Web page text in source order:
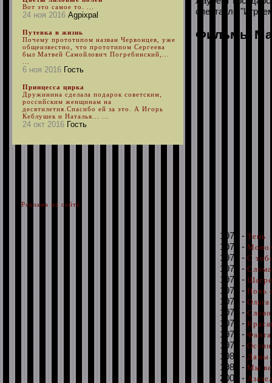
спектакле
Фильмы
1971 - Тень
1972 -
1973 - С
1973 -
1975 -
1975 - Ночь
1975 - Ольга
1976 -
1978 -
1979 -
1979 -
1980 - Дамы
1986 - Мы
2003 -
Вот это самое то. ...
24 ноя 2016 Agpixpal
Путевка в жизнь
Почему прототипом назван Червонцев, уже
общеизвестно, что прототипом Сергеева
был Матвей Самойлович Погребинский,...
6 ноя 2016 Гость
Принцесса цирка
Дружинина сделала подарок советским,
российским женщинам на
десятилетия.Спасибо ей за это. А Игорь
Кеблушек и Наталья... ...
24 окт 2016 Гость
Реклама на сайте